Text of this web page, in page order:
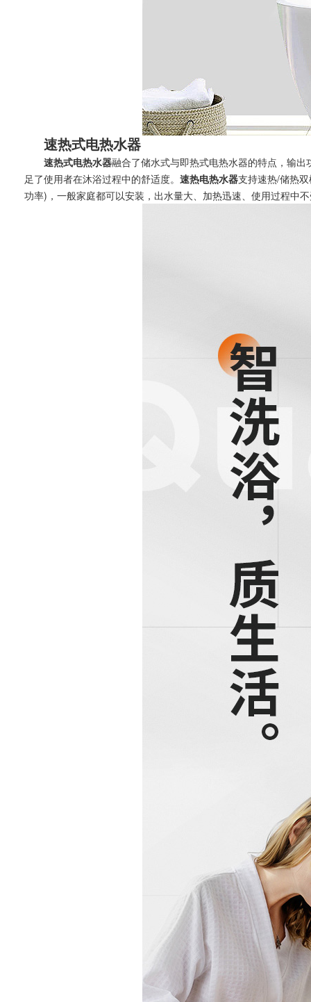
速热式电热水器
速热式电热水器融合了储水式与即热式电热水器的特点，输
足了使用者在沐浴过程中的舒适度。 速热电热水器支持速热/储热
功率)，一般家庭都可以安装，出水量大、加热迅速、使用过程中